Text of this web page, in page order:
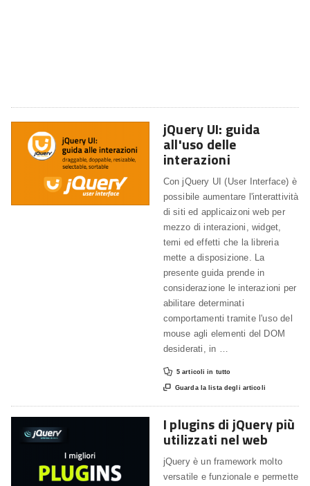
jQuery UI: guida
all'uso delle
interazioni
Con jQuery UI (User Interface) è
possibile aumentare l'interattività
di siti ed applicaizoni web per
mezzo di interazioni, widget,
temi ed effetti che la libreria
mette a disposizione. La
presente guida prende in
considerazione le interazioni per
abilitare determinati
comportamenti tramite l'uso del
mouse agli elementi del DOM
desiderati, in …
 5 articoli in tutto
 Guarda la lista degli articoli
I plugins di jQuery più
utilizzati nel web
jQuery è un framework molto
versatile e funzionale e permette